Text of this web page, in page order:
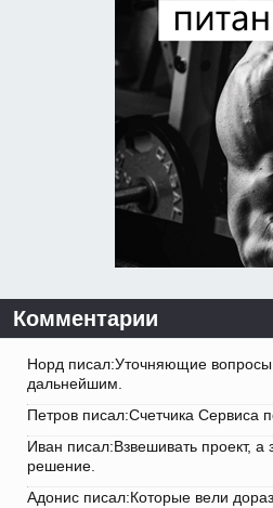
Комментарии
Норд писал:Уточняющие вопросы
дальнейшим.
Петров писал:Счетчика Сервиса
Иван писал:Взвешивать проект, а
решение.
Адонис писал:Которые вели